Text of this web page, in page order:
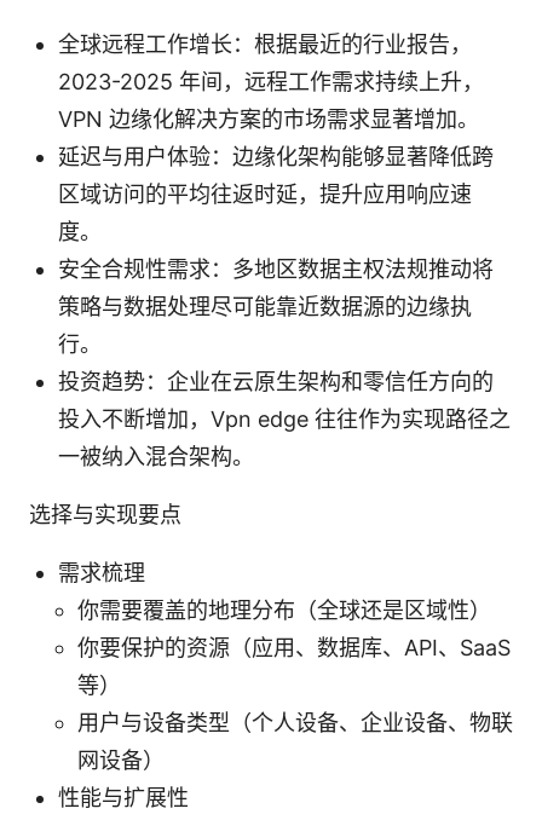
全球远程工作增长：根据最近的行业报告，
2023-2025 年间，远程工作需求持续上升，
VPN 边缘化解决方案的市场需求显著增加。
延迟与用户体验：边缘化架构能够显著降低跨
区域访问的平均往返时延，提升应用响应速
度。
安全合规性需求：多地区数据主权法规推动将
策略与数据处理尽可能靠近数据源的边缘执
行。
投资趋势：企业在云原生架构和零信任方向的
投入不断增加，Vpn edge 往往作为实现路径之
一被纳入混合架构。
选择与实现要点
需求梳理
你需要覆盖的地理分布（全球还是区域性）
你要保护的资源（应用、数据库、API、SaaS
等）
用户与设备类型（个人设备、企业设备、物联
网设备）
性能与扩展性